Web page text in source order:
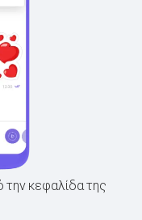
κεφαλίδα της